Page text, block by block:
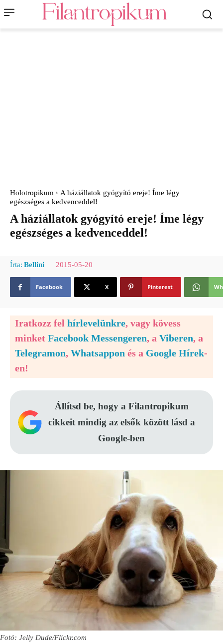
Holotropikum
A háziállatok gyógyító ereje! Íme légy
egészséges a kedvenceddel!
A háziállatok gyógyító ereje! Íme légy
egészséges a kedvenceddel!
Írta: Bellini 2015-05-20
Facebook X Pinterest
Iratkozz fel hírlevelünkre, vagy kövess
minket Facebook Messengeren, a Viberen, a
Telegramon, Whatsappon és a Google Hírek-
en!
Állítsd be, hogy a Filantropikum
cikkeit mindig az elsők között lásd a
Google-ben
Fotó: Jelly Dude/Flickr.com